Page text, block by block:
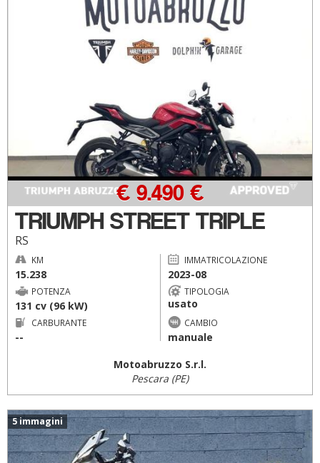
TRIUMPH STREET TRIPLE
RS
€ 9.490 €
KM
15.238
IMMATRICOLAZIONE
2023-08
POTENZA
131 cv (96 kW)
TIPOLOGIA
usato
CARBURANTE
--
CAMBIO
manuale
Motoabruzzo S.r.l.
Pescara (PE)
5 immagini